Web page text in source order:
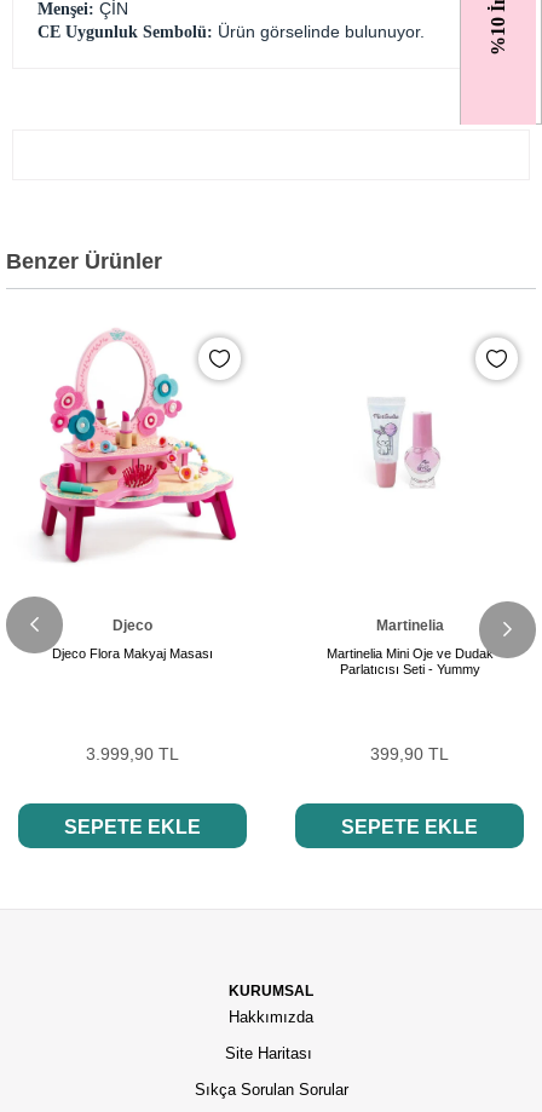
Menşei: ÇİN
CE Uygunluk Sembolü: Ürün görselinde bulunuyor.
Benzer Ürünler
Djeco
Djeco Flora Makyaj Masası
3.999,90 TL
SEPETE EKLE
Martinelia
Martinelia Mini Oje ve Dudak
Parlatıcısı Seti - Yummy
399,90 TL
SEPETE EKLE
KURUMSAL
Hakkımızda
Site Haritası
Sıkça Sorulan Sorular